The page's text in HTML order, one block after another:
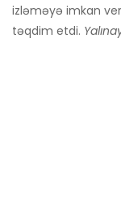
izləməyə imkan
təqdim etdi.